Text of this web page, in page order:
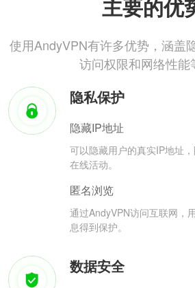
主要的优
使用AndyVPN有许多优势，涵盖
访问权限和网络性能
隐私保护
隐藏IP地址
可以隐藏用户的真实IP地址
在线活动。
匿名浏览
通过AndyVPN访问互联网，
息得到保护。
数据安全